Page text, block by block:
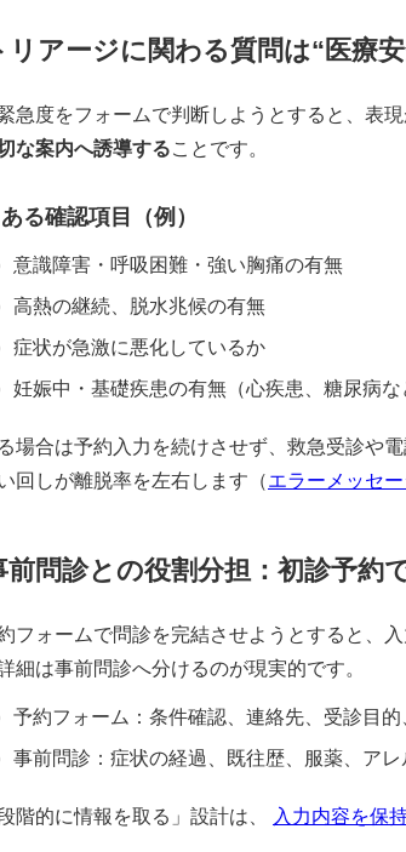
リアージに関わる質問は“医療
急度をフォームで判断しようとすると、表
な案内へ誘導することです。
る確認項目（例）
意識障害・呼吸困難・強い胸痛の有無
高熱の継続、脱水兆候の有無
症状が急激に悪化しているか
妊娠中・基礎疾患の有無（心疾患、糖尿病な
場合は予約入力を続けさせず、救急受診や
回しが離脱率を左右します（エラーメッセ
前問診との役割分担：初診予約
フォームで問診を完結させようとすると、
細は事前問診へ分けるのが現実的です。
予約フォーム：条件確認、連絡先、受診目的
事前問診：症状の経過、既往歴、服薬、ア
階的に情報を取る」設計は、 入力内容を保